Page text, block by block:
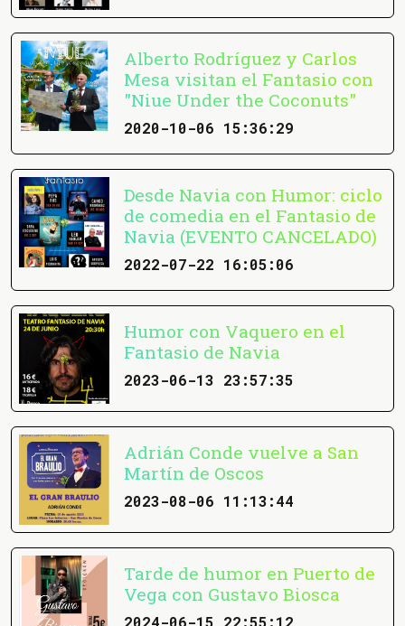
Alberto Rodríguez y Carlos
Mesa visitan el Fantasio con
"Niue Under the Coconuts"
2020-10-06 15:36:29
Desde Navia con Humor: ciclo
de comedia en el Fantasio de
Navia (EVENTO CANCELADO)
2022-07-22 16:05:06
Humor con Vaquero en el
Fantasio de Navia
2023-06-13 23:57:35
Adrián Conde vuelve a San
Martín de Oscos
2023-08-06 11:13:44
Tarde de humor en Puerto de
Vega con Gustavo Biosca